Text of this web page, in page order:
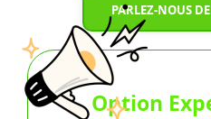
PARLEZ-NOUS
Option